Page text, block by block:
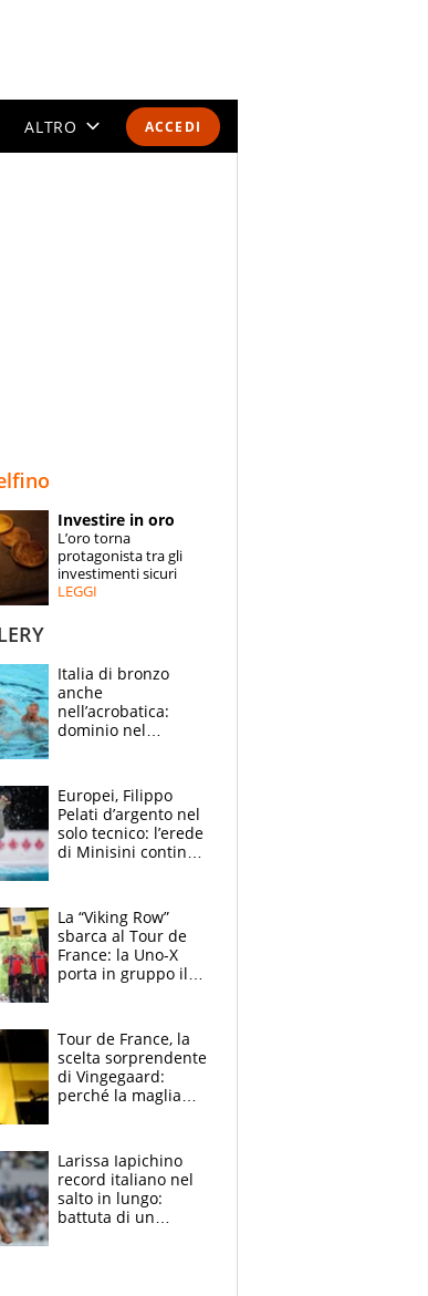
ACCEDI
ALTRO
SPECIALI
ESPERTI
Investire in oro
L’oro torna
protagonista tra gli
investimenti sicuri
LEGGI
Italia di bronzo
anche
nell’acrobatica:
dominio nel
e compagni
continuare
Europei, Filippo
Pelati d’argento nel
solo tecnico: l’erede
di Minisini continua
mirino
La “Viking Row”
sbarca al Tour de
France: la Uno-X
porta in gruppo il
compagni
Tour de France, la
scelta sorprendente
di Vingegaard:
perché la maglia
rischio da evitare
Larissa Iapichino
record italiano nel
salto in lungo:
battuta di un